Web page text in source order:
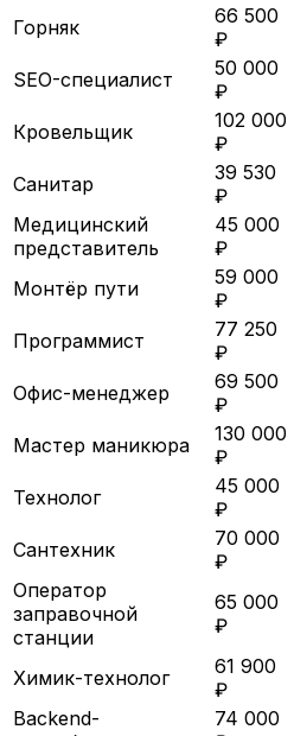
Горняк
66 500
₽
SEO-специалист
50 000
₽
Кровельщик
102 000
₽
Санитар
39 530
₽
Медицинский
представитель
45 000
₽
Монтёр пути
59 000
₽
Программист
77 250
₽
Офис-менеджер
69 500
₽
Мастер маникюра
130 000
₽
Технолог
45 000
₽
Сантехник
70 000
₽
Оператор
заправочной
станции
65 000
₽
Химик-технолог
61 900
₽
Backend-
74 000